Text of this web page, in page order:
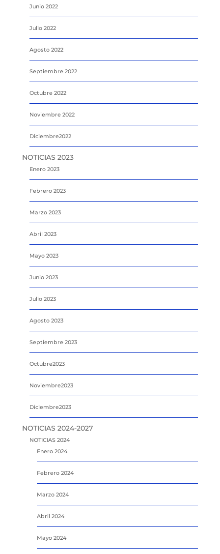
Junio 2022
Julio 2022
Agosto 2022
Septiembre 2022
Octubre 2022
Noviembre 2022
Diciembre2022
NOTICIAS 2023
Enero 2023
Febrero 2023
Marzo 2023
Abril 2023
Mayo 2023
Junio 2023
Julio 2023
Agosto 2023
Septiembre 2023
Octubre2023
Noviembre2023
Diciembre2023
NOTICIAS 2024-2027
NOTICIAS 2024
Enero 2024
Febrero 2024
Marzo 2024
Abril 2024
Mayo 2024